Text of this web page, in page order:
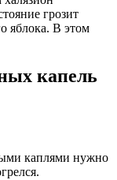
грозит
яблока. В этом
капель
каплями нужно